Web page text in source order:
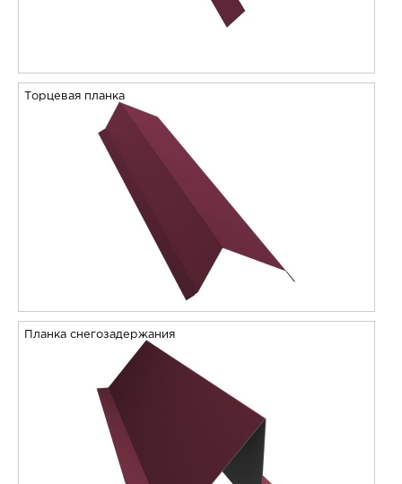
Торцевая планка
Планка снегозадержания